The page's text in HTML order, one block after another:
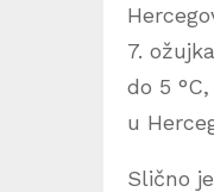
7.
do 5
u
Slično